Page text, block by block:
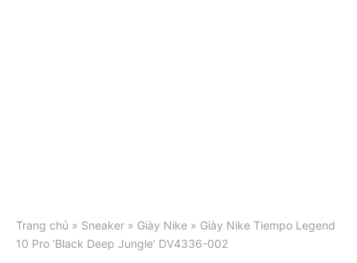
Trang chủ » Sneaker » Giày Nike » Giày Nike Tiempo Legend
10 Pro ‘Black Deep Jungle’ DV4336-002